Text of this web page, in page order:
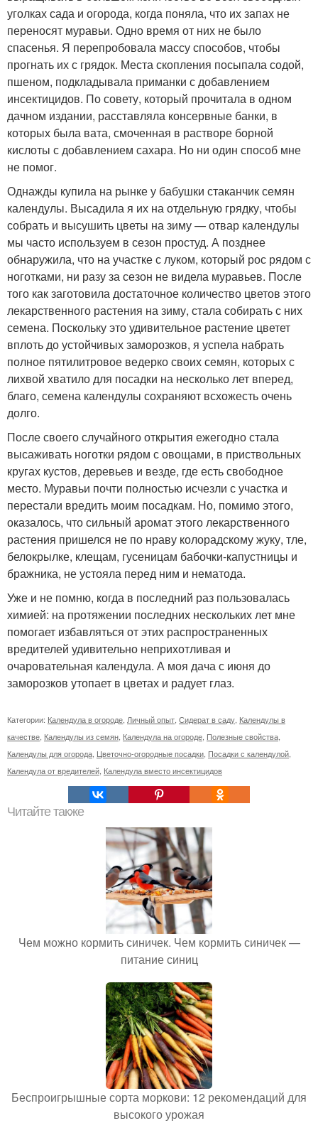
уголках сада и огорода, когда поняла, что их запах не
переносят муравьи. Одно время от них не было
спасенья. Я перепробовала массу способов, чтобы
прогнать их с грядок. Места скопления посыпала содой,
пшеном, подкладывала приманки с добавлением
инсектицидов. По совету, который прочитала в одном
дачном издании, расставляла консервные банки, в
которых была вата, смоченная в растворе борной
кислоты с добавлением сахара. Но ни один способ мне
не помог.
Однажды купила на рынке у бабушки стаканчик семян
календулы. Высадила я их на отдельную грядку, чтобы
собрать и высушить цветы на зиму — отвар календулы
мы часто используем в сезон простуд. А позднее
обнаружила, что на участке с луком, который рос рядом с
ноготками, ни разу за сезон не видела муравьев. После
того как заготовила достаточное количество цветов этого
лекарственного растения на зиму, стала собирать с них
семена. Поскольку это удивительное растение цветет
вплоть до устойчивых заморозков, я успела набрать
полное пятилитровое ведерко своих семян, которых с
лихвой хватило для посадки на несколько лет вперед,
благо, семена календулы сохраняют всхожесть очень
долго.
После своего случайного открытия ежегодно стала
высаживать ноготки рядом с овощами, в приствольных
кругах кустов, деревьев и везде, где есть свободное
место. Муравьи почти полностью исчезли с участка и
перестали вредить моим посадкам. Но, помимо этого,
оказалось, что сильный аромат этого лекарственного
растения пришелся не по нраву колорадскому жуку, тле,
белокрылке, клещам, гусеницам бабочки-капустницы и
бражника, не устояла перед ним и нематода.
Уже и не помню, когда в последний раз пользовалась
химией: на протяжении последних нескольких лет мне
помогает избавляться от этих распространенных
вредителей удивительно неприхотливая и
очаровательная календула. А моя дача с июня до
заморозков утопает в цветах и радует глаз.
Категории: Календула в огороде Личный опыт Сидерат в саду Календулы в
качестве Календулы из семян Календула на огороде Полезные свойства
Календулы для огорода Цветочно-огородные посадки Посадки с календулой
Календула от вредителей Календула вместо инсектицидов
Читайте также
Чем можно кормить синичек. Чем кормить синичек —
питание синиц
Беспроигрышные сорта моркови: 12 рекомендаций для
высокого урожая